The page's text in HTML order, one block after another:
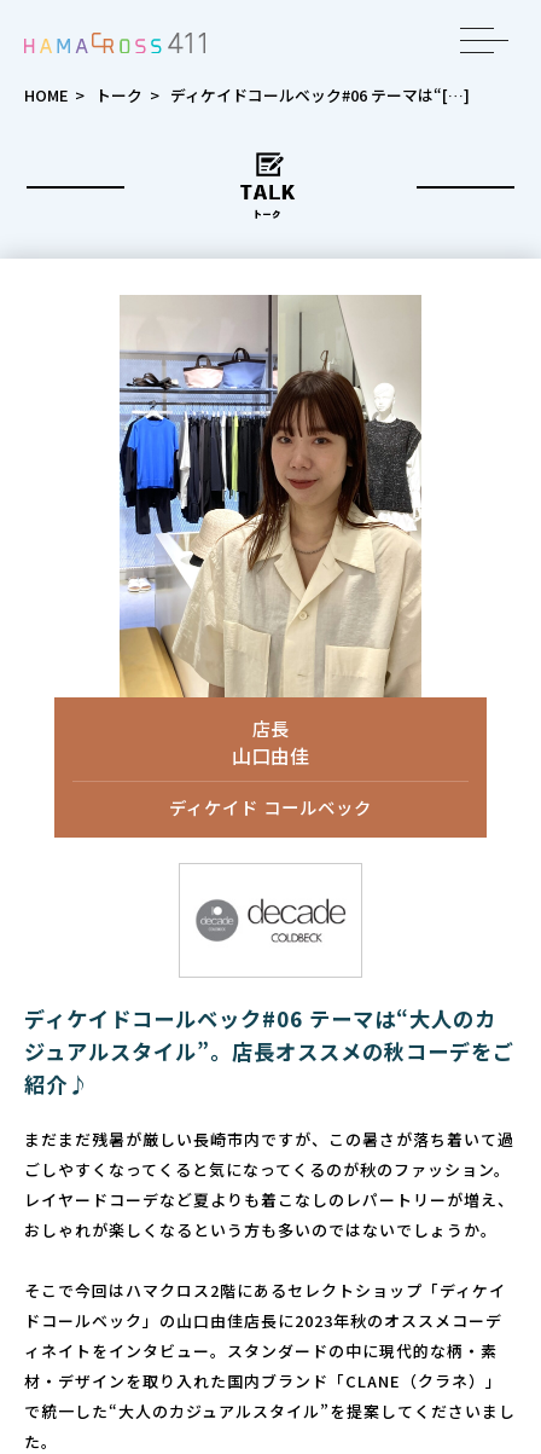
HOME > トーク > ディケイドコールベック#06 テーマは“[…]
ディケイドコールベック#06 テーマは“大人のカ
ジュアルスタイル”。店長オススメの秋コーデをご
紹介♪
まだまだ残暑が厳しい長崎市内ですが、この暑さが落ち着いて過
ごしやすくなってくると気になってくるのが秋のファッション。
レイヤードコーデなど夏よりも着こなしのレパートリーが増え、
おしゃれが楽しくなるという方も多いのではないでしょうか。
そこで今回はハマクロス2階にあるセレクトショップ「ディケイ
ドコールベック」の山口由佳店長に2023年秋のオススメコーデ
ィネイトをインタビュー。スタンダードの中に現代的な柄・素
材・デザインを取り入れた国内ブランド「CLANE（クラネ）」
で統一した“大人のカジュアルスタイル”を提案してくださいまし
た。
店長
山口由佳
ディケイド コールベック